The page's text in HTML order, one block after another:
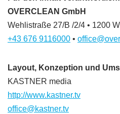
OVERCLEAN GmbH
Wehlistraße 27/B /2/4 • 1200
+43 676 9116000 •
Layout, Konzeption und
KASTNER media
http://www.kastner.tv
office@kastner.tv